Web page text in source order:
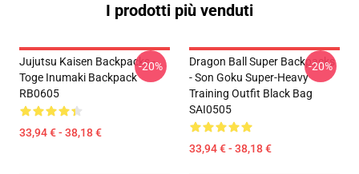
I prodotti più venduti
Jujutsu Kaisen Backpacks -
Toge Inumaki Backpack
RB0605
33,94 € - 38,18 €
-20%
Dragon Ball Super Backpacks
- Son Goku Super-Heavy
Training Outfit Black Bag
SAI0505
33,94 € - 38,18 €
-20%